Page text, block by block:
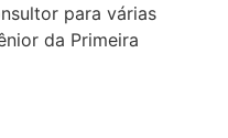
para várias
da Primeira